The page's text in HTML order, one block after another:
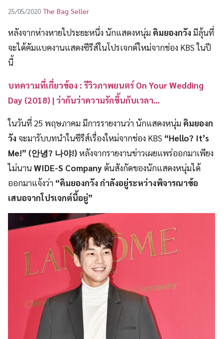
25/05/2020 The Bag Seller
หลังจากห่างหายไประยะหนึ่ง นักแสดงหนุ่ม คิมยองกวังมีลุ้นที่
จะได้คัมแบคงานแสดงซีรีส์ในโปรเจกต์ใหม่จากช่อง KBS ในปี
นี้
บทความที่เกี่ยวข้อง : รีวิวภาพยนตร์ On Your Wedding
Day (2018) | ว่ากันว่าความรักขึ้นกับเวลา…
ในวันที่ 25 พฤษภาคม มีการรายงานว่า นักแสดงหนุ่ม คิมยองก
วัง จะมารับบทนำในซีรีส์เรื่องใหม่จากช่อง KBS “Hello? It’s
Me!” (안녕? 나야!)หลังจากรายงานข่าวเผยแพร่ออกมาเพียง
ไม่นานWIDE-S Companyต้นสังกัดของนักแสดงหนุ่มได้
ออกมาแจ้งว่า “คิมยองกวัง กำลังอยู่ระหว่างพิจารณาข้อ
เสนอจากโปรเจกต์นี้อยู่”